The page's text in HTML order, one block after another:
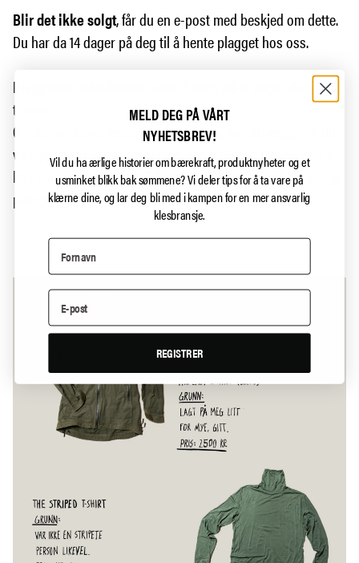
Blir det ikke solgt, får du en e-post med beskjed om dette.
Du har da 14 dager på deg til å hente plagget hos oss.
Plagg som ikke hentes
innen fristen på 14 dager, doneres
til oss.
Om du har sendt oss plagget i posten, kan du velge om du
vil vippse oss porto, så sender vi det tilbake til deg, eller du
kan donere det til oss, så finner vi ut hvordan vi best kan gi
plagget nytt liv.
MELD DEG PÅ VÅRT
NYHETSBREV!
Vil du ha ærlige historier om bærekraft, produktnyheter og et
usminket blikk bak sømmene?Vi deler tips for å ta vare på
klærne dine, og lar deg bli med i kampen for en mer ansvarlig
klesbransje.
REGISTRER